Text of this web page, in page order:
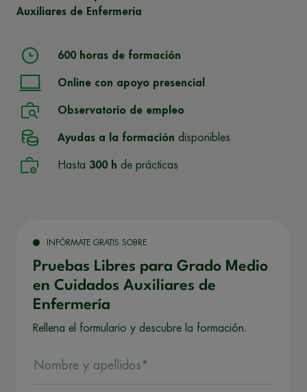
Auxiliares de Enfermería
600 horas de formación
Online con apoyo presencial
Observatorio de empleo
Ayudas a la formación disponibles
Hasta 300 h de prácticas
INFÓRMATE GRATIS SOBRE
Pruebas Libres para Grado Medio
en Cuidados Auxiliares de
Enfermería
Rellena el formulario y descubre la formación.
Nombre y apellidos*